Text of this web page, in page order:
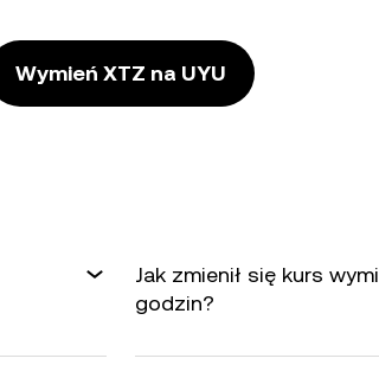
Wymień XTZ na UYU
Jak zmienił się kurs
godzin?